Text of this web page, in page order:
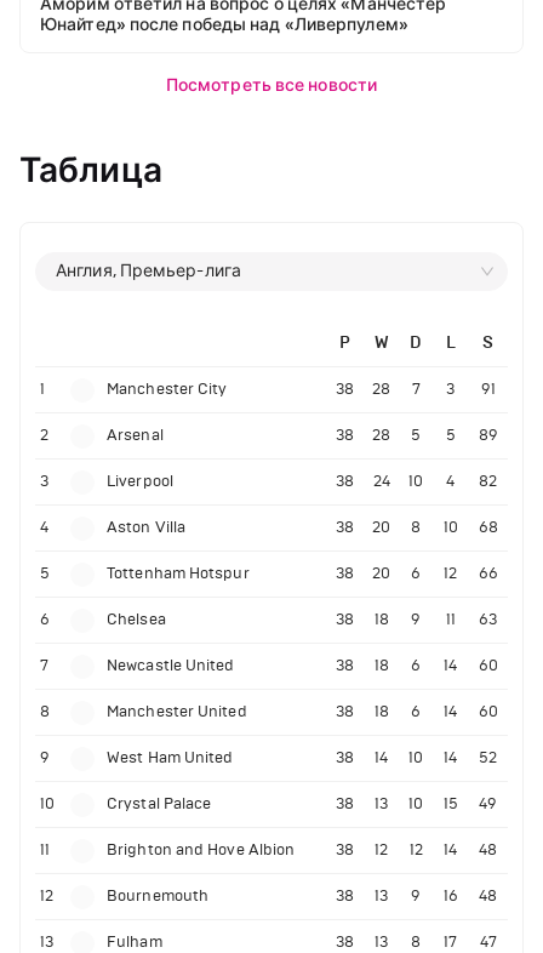
Аморим ответил на вопрос о целях «Манчестер
Юнайтед» после победы над «Ливерпулем»
Посмотреть все новости
Таблица
Англия, Премьер-лига
P W D L S
1 Manchester City 38 28 7 3 91
2 Arsenal 38 28 5 5 89
3 Liverpool 38 24 10 4 82
4 Aston Villa 38 20 8 10 68
5 Tottenham Hotspur 38 20 6 12 66
6 Chelsea 38 18 9 11 63
7 Newcastle United 38 18 6 14 60
8 Manchester United 38 18 6 14 60
9 West Ham United 38 14 10 14 52
10 Crystal Palace 38 13 10 15 49
11 Brighton and Hove Albion 38 12 12 14 48
12 Bournemouth 38 13 9 16 48
13 Fulham 38 13 8 17 47